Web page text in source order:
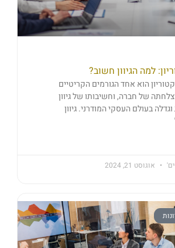
למה הגיוון חשוב?
הוא אחד הגורמים הקריטיים
של חברה, וחשיבותו של גיוון
בעולם העסקי המודרני. גיוון
אוגוסט 21, 2024